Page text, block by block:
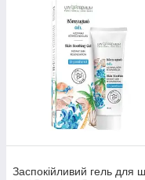
Заспокійливий гель для